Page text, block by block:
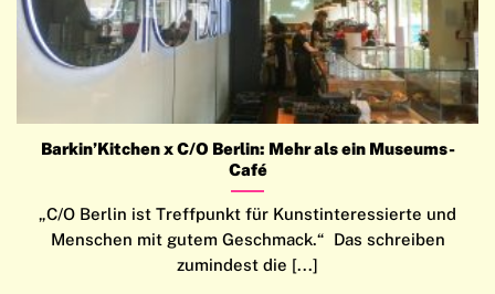
Barkin’Kitchen x C/O Berlin: Mehr als ein Museums-
Café
„C/O Berlin ist Treffpunkt für Kunstinteressierte und
Menschen mit gutem Geschmack.“ Das schreiben
zumindest die [...]